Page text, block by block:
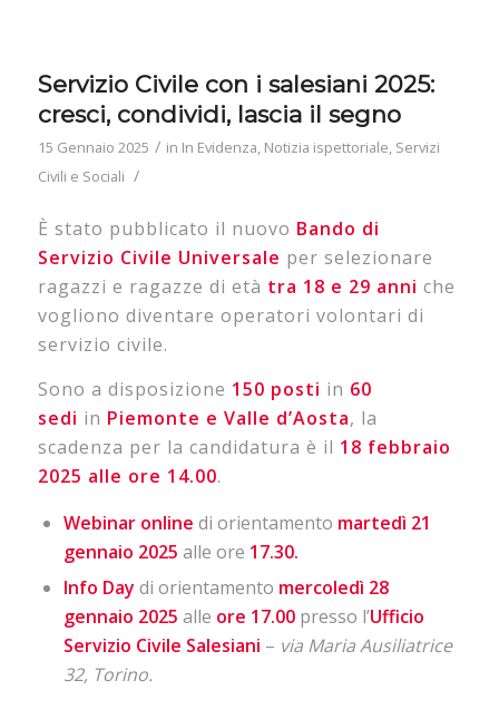
Servizio Civile con i salesiani 2025:
cresci, condividi, lascia il segno
15 Gennaio 2025 / in In Evidenza Notizia ispettoriale Servizi
Civili e Sociali /
È stato pubblicato il nuovo Bando di
Servizio Civile Universale per selezionare
ragazzi e ragazze di età tra 18 e 29 anni che
vogliono diventare operatori volontari di
servizio civile.
Sono a disposizione 150 posti in 60
sedi in Piemonte e Valle d’Aosta, la
scadenza per la candidatura è il 18 febbraio
2025 alle ore 14.00.
Webinar online di orientamento martedì 21
gennaio 2025 alle ore 17.30.
Info Day di orientamento mercoledì 28
gennaio 2025 alle ore 17.00 presso l’Ufficio
Servizio Civile Salesiani – via Maria Ausiliatrice
32, Torino.